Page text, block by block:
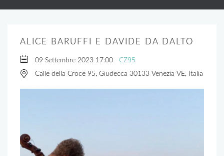
ALICE BARUFFI E DAVIDE DA DALTO
09 Settembre 2023 17:00 CZ95
Calle della Croce 95, Giudecca 30133 Venezia VE, Italia